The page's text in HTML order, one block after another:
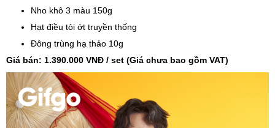
Nho khô 3 màu 150g
Hạt điều tỏi ớt truyền thống
Đông trùng hạ thảo 10g
Giá bán: 1.390.000 VNĐ / set (Giá chưa bao gồm VAT)